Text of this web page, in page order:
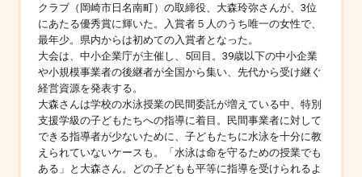
クラブ（岡崎市日名南町）の取締役、大森玲弥さんが、3位
にあたる優秀賞に輝いた。入賞者５人のうち唯一の女性で、
最年少。県内からは初めての入賞者となった。
大会は、中小企業庁が主催し、5回目。39歳以下の中小企業
や小規模事業者の後継者が全国から集い、先代から受け継ぐ
経営資源を発表する。
大森さんは学校の水泳授業の民間委託が増えている中、特別
支援学級の子どもたちへの指導に着目。民間事業者に対して
できる指導者が少ないために、子どもたちに水泳を十分に教
えられていないケースも。「水泳は命を守るための授業でも
ある」と大森さん。どの子どもも平等に指導を受けられるよ